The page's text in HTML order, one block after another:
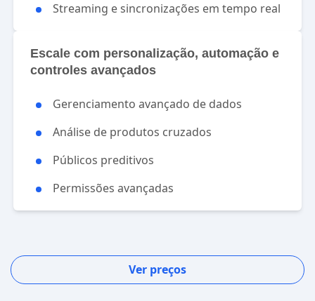
Streaming e sincronizações em tempo real
Escale com personalização, automação e
controles avançados
Gerenciamento avançado de dados
Análise de produtos cruzados
Públicos preditivos
Permissões avançadas
Ver preços